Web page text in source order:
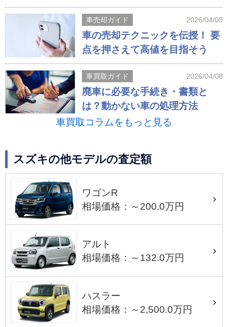
車売却ガイド 2026/04/09
車の売却テクニックを伝授！ 要
点を押さえて高値を目指そう
車買取ガイド 2026/04/08
廃車に必要な手続き・書類と
は？動かない車の処理方法
車買取コラムをもっと見る
スズキの他モデルの査定額
ワゴンR
相場価格：～200.0万円
アルト
相場価格：～132.0万円
ハスラー
相場価格：～2,500.0万円